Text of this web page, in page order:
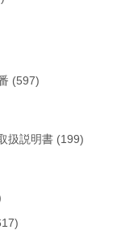
(597)
扱説明書 (199)